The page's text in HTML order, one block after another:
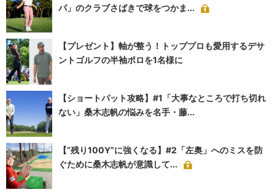
パ」のクラブさばきで球をつかま...
【プレゼント】軸が整う！トッププロも愛用するデサ
ントゴルフの半袖ポロを1名様に
【ショートパット攻略】#1「大事なところで打ち切れ
ない」桑木志帆の悩みを名手・藤...
【“残り100Y”に強くなる】#2「左奥」へのミスを防
ぐために桑木志帆が意識して...